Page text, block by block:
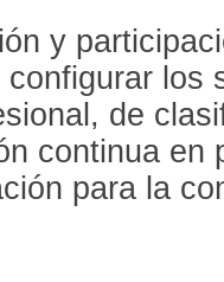
y
los
de
continua en
para la